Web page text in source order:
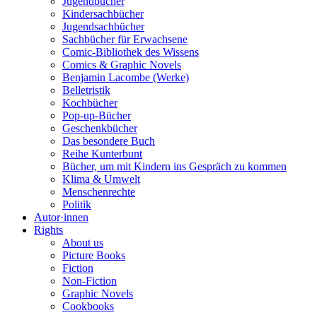
Kindersachbücher
Jugendsachbücher
Sachbücher für Erwachsene
Comic-Bibliothek des Wissens
Comics & Graphic Novels
Benjamin Lacombe (Werke)
Belletristik
Kochbücher
Pop-up-Bücher
Geschenkbücher
Das besondere Buch
Reihe Kunterbunt
Bücher, um mit Kindern ins Gespräch zu kommen
Klima & Umwelt
Menschenrechte
Politik
Autor·innen
Rights
About us
Picture Books
Fiction
Non-Fiction
Graphic Novels
Cookbooks